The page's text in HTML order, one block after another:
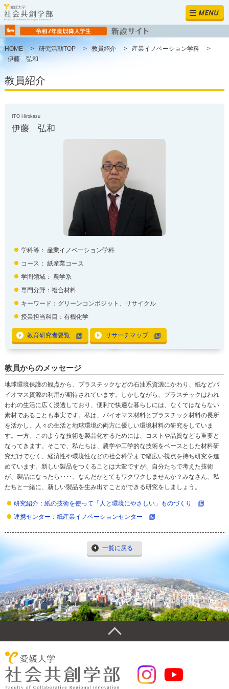
MENU
HOME > 研究活動TOP > 教員紹介 > 産業イノベーション学科
>
伊藤 弘和
教員紹介
ITO Hirokazu
伊藤 弘和
学科等： 産業イノベーション学科
コース： 紙産業コース
学問領域： 農学系
専門分野：複合材料
キーワード：グリーンコンポジット、リサイクル
授業担当科目：有機化学
教育研究者要覧 リサーチマップ
教員からのメッセージ
地球環境保護の観点から、プラスチックなどの石油系資源にかわり、紙などバ
イオマス資源の利用が期待されています。しかしながら、プラスチックはわれ
われの生活に広く浸透しており、便利で快適な暮らしには、なくてはならない
素材であることも事実です。私は、バイオマス材料とプラスチック材料の長所
を活かし、人々の生活と地球環境の両方に優しい環境材料の研究をしていま
す。一方、このような技術を製品化するためには、コストや品質なども重要と
なってきます。そこで、私たちは、農学や工学的な技術をベースとした材料研
究だけでなく、経済性や環境性などの社会科学まで幅広い視点を持ち研究を進
めています。新しい製品をつくることは大変ですが、自分たちで考えた技術
が、製品になったら････、なんだかとてもワクワクしませんか？みなさん、私
たちと一緒に、新しい製品を生み出すことができる研究をしましょう。
研究紹介：紙の技術を使って「人と環境にやさしい」ものづくり
連携センター：紙産業イノベーションセンター
一覧に戻る